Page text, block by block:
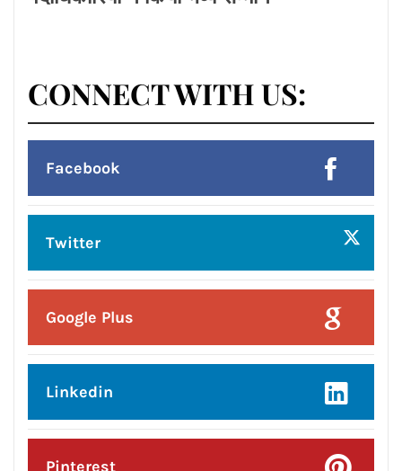
पदाधिकारियों ने किया भव्य सम्मान*
CONNECT WITH US:
Facebook
Twitter
Google Plus